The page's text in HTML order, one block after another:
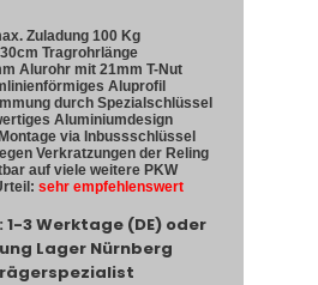
Zuladung 100 Kg
Tragrohrlänge
Alurohr mit 21mm T-Nut
Aluprofil
durch Spezialschlüssel
Aluminiumdesign
via Inbussschlüssel
Verkratzungen der Reling
auf viele weitere PKW
sehr empfehlenswert
1-3 Werktage (DE) oder
Lager Nürnberg